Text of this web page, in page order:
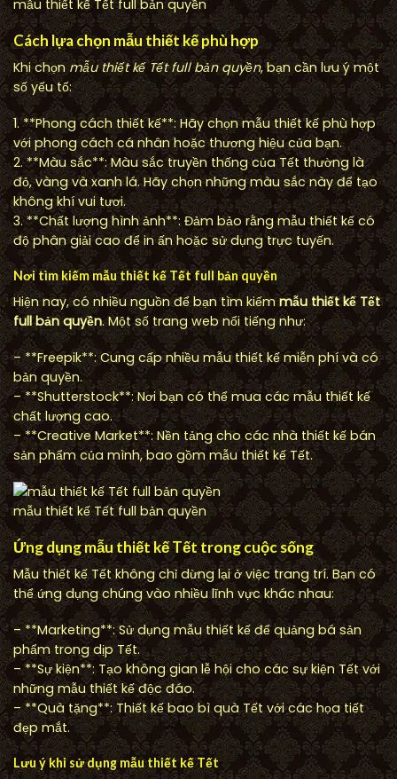
mẫu thiết kế Tết full bản quyền
Cách lựa chọn mẫu thiết kế phù hợp
Khi chọn mẫu thiết kế Tết full bản quyền, bạn cần lưu ý một
số yếu tố:
1. **Phong cách thiết kế**: Hãy chọn mẫu thiết kế phù hợp
với phong cách cá nhân hoặc thương hiệu của bạn.
2. **Màu sắc**: Màu sắc truyền thống của Tết thường là
đỏ, vàng và xanh lá. Hãy chọn những màu sắc này để tạo
không khí vui tươi.
3. **Chất lượng hình ảnh**: Đảm bảo rằng mẫu thiết kế có
độ phân giải cao để in ấn hoặc sử dụng trực tuyến.
Nơi tìm kiếm mẫu thiết kế Tết full bản quyền
Hiện nay, có nhiều nguồn để bạn tìm kiếmmẫu thiết kế Tết
full bản quyền. Một số trang web nổi tiếng như:
– **Freepik**: Cung cấp nhiều mẫu thiết kế miễn phí và có
bản quyền.
– **Shutterstock**: Nơi bạn có thể mua các mẫu thiết kế
chất lượng cao.
– **Creative Market**: Nền tảng cho các nhà thiết kế bán
sản phẩm của mình, bao gồm mẫu thiết kế Tết.
mẫu thiết kế Tết full bản quyền
Ứng dụng mẫu thiết kế Tết trong cuộc sống
Mẫu thiết kế Tết không chỉ dừng lại ở việc trang trí. Bạn có
thể ứng dụng chúng vào nhiều lĩnh vực khác nhau:
– **Marketing**: Sử dụng mẫu thiết kế để quảng bá sản
phẩm trong dịp Tết.
– **Sự kiện**: Tạo không gian lễ hội cho các sự kiện Tết với
những mẫu thiết kế độc đáo.
– **Quà tặng**: Thiết kế bao bì quà Tết với các họa tiết
đẹp mắt.
Lưu ý khi sử dụng mẫu thiết kế Tết